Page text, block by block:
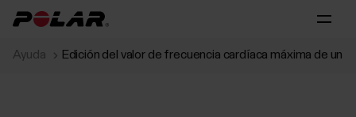
Ayuda Edición del valor de frecuencia cardíaca máxima de un